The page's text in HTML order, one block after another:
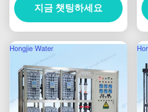
지금 챗팅하세요